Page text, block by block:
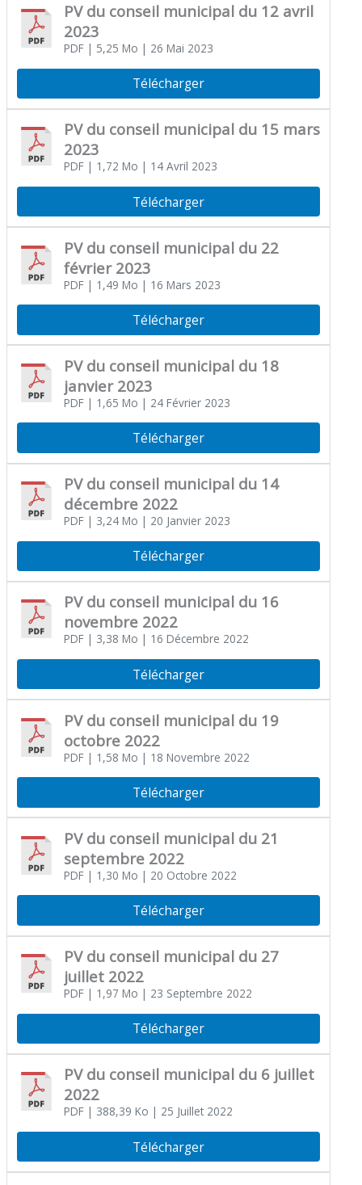
PV du conseil municipal du 12 avril
2023
PDF| 5,25 Mo | 26 Mai 2023
Télécharger
PV du conseil municipal du 15 mars
2023
PDF| 1,72 Mo | 14 Avril 2023
Télécharger
PV du conseil municipal du 22
février 2023
PDF| 1,49 Mo | 16 Mars 2023
Télécharger
PV du conseil municipal du 18
janvier 2023
PDF| 1,65 Mo | 24 Février 2023
Télécharger
PV du conseil municipal du 14
décembre 2022
PDF| 3,24 Mo | 20 Janvier 2023
Télécharger
PV du conseil municipal du 16
novembre 2022
PDF| 3,38 Mo | 16 Décembre 2022
Télécharger
PV du conseil municipal du 19
octobre 2022
PDF| 1,58 Mo | 18 Novembre 2022
Télécharger
PV du conseil municipal du 21
septembre 2022
PDF| 1,30 Mo | 20 Octobre 2022
Télécharger
PV du conseil municipal du 27
juillet 2022
PDF| 1,97 Mo | 23 Septembre 2022
Télécharger
PV du conseil municipal du 6 juillet
2022
PDF| 388,39 Ko | 25 Juillet 2022
Télécharger